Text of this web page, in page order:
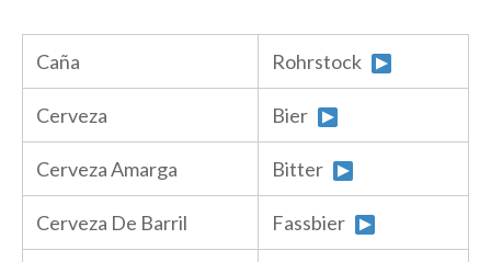
Caña Rohrstock
Cerveza Bier
Cerveza Amarga Bitter
Cerveza De Barril Fassbier